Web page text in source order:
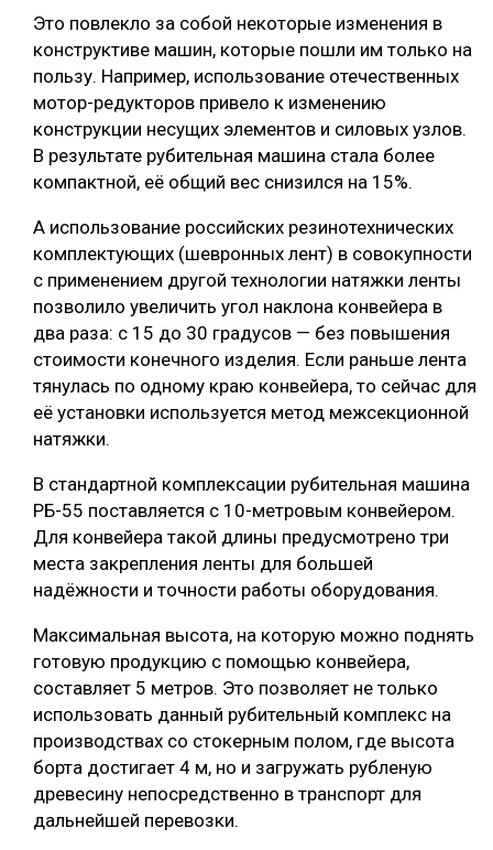
Это повлекло за собой некоторые изменения в
конструктиве машин, которые пошли им только на
пользу. Например, использование отечественных
мотор-редукторов привело к изменению
конструкции несущих элементов и силовых узлов.
В результате рубительная машина стала более
компактной, её общий вес снизился на 15%.
А использование российских резинотехнических
комплектующих (шевронных лент) в совокупности
с применением другой технологии натяжки ленты
позволило увеличить угол наклона конвейера в
два раза: с 15 до 30 градусов — без повышения
стоимости конечного изделия. Если раньше лента
тянулась по одному краю конвейера, то сейчас для
её установки используется метод межсекционной
натяжки.
В стандартной комплексации рубительная машина
РБ-55 поставляется с 10-метровым конвейером.
Для конвейера такой длины предусмотрено три
места закрепления ленты для большей
надёжности и точности работы оборудования.
Максимальная высота, на которую можно поднять
готовую продукцию с помощью конвейера,
составляет 5 метров. Это позволяет не только
использовать данный рубительный комплекс на
производствах со стокерным полом, где высота
борта достигает 4 м, но и загружать рубленую
древесину непосредственно в транспорт для
дальнейшей перевозки.